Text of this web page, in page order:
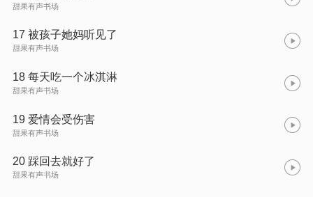
甜果有声书场
17 被孩子她妈听见了
甜果有声书场
18 每天吃一个冰淇淋
甜果有声书场
19 爱情会受伤害
甜果有声书场
20 踩回去就好了
甜果有声书场